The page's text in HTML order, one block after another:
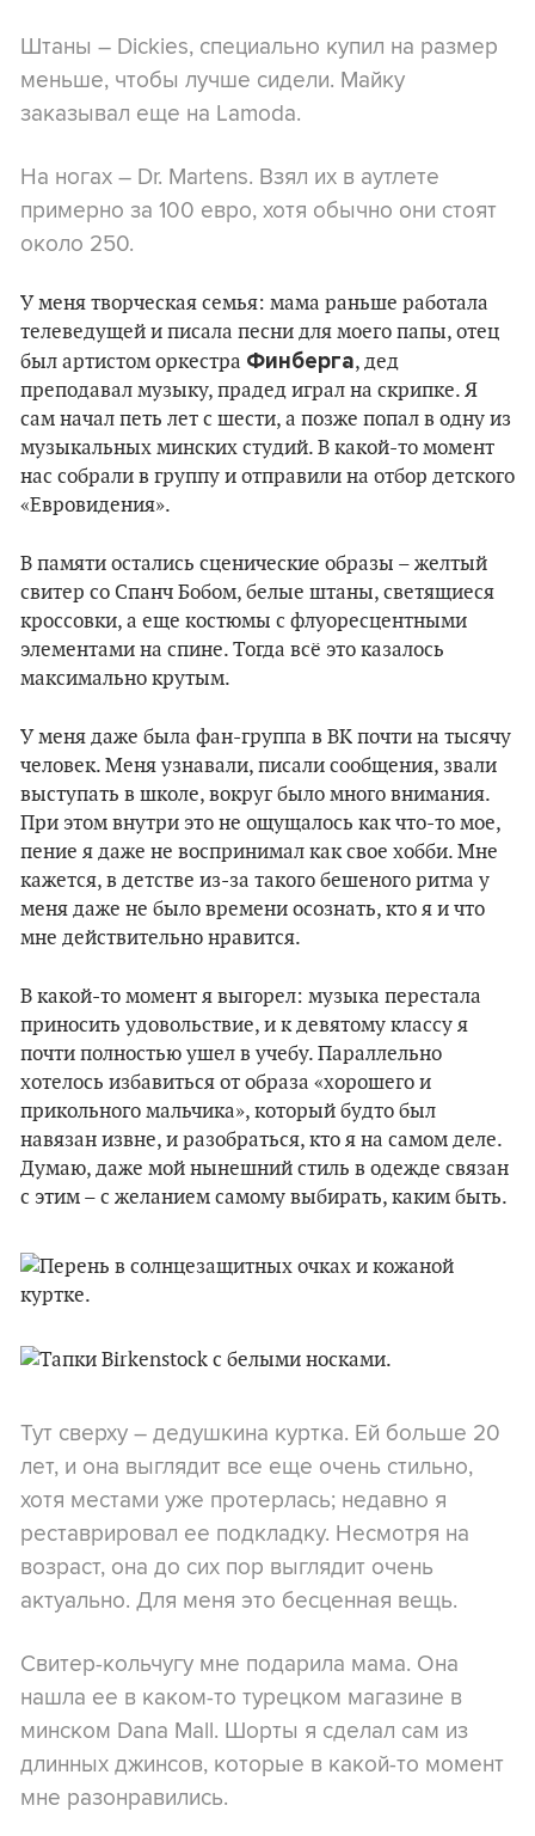
Штаны – Dickies, специально купил на размер
меньше, чтобы лучше сидели. Майку
заказывал еще на Lamoda.
На ногах – Dr. Martens. Взял их в аутлете
примерно за 100 евро, хотя обычно они стоят
около 250.
У меня творческая семья: мама раньше работала
телеведущей и писала песни для моего папы, отец
был артистом оркестра Финберга, дед
преподавал музыку, прадед играл на скрипке. Я
сам начал петь лет с шести, а позже попал в одну из
музыкальных минских студий. В какой-то момент
нас собрали в группу и отправили на отбор детского
«Евровидения».
В памяти остались сценические образы – желтый
свитер со Спанч Бобом, белые штаны, светящиеся
кроссовки, а еще костюмы с флуоресцентными
элементами на спине. Тогда всё это казалось
максимально крутым.
У меня даже была фан-группа в ВК почти на тысячу
человек. Меня узнавали, писали сообщения, звали
выступать в школе, вокруг было много внимания.
При этом внутри это не ощущалось как что-то мое,
пение я даже не воспринимал как свое хобби. Мне
кажется, в детстве из-за такого бешеного ритма у
меня даже не было времени осознать, кто я и что
мне действительно нравится.
В какой-то момент я выгорел: музыка перестала
приносить удовольствие, и к девятому классу я
почти полностью ушел в учебу. Параллельно
хотелось избавиться от образа «хорошего и
прикольного мальчика», который будто был
навязан извне, и разобраться, кто я на самом деле.
Думаю, даже мой нынешний стиль в одежде связан
с этим – с желанием самому выбирать, каким быть.
Тут сверху – дедушкина куртка. Ей больше 20
лет, и она выглядит все еще очень стильно,
хотя местами уже протерлась; недавно я
реставрировал ее подкладку. Несмотря на
возраст, она до сих пор выглядит очень
актуально. Для меня это бесценная вещь.
Свитер-кольчугу мне подарила мама. Она
нашла ее в каком-то турецком магазине в
минском Dana Mall. Шорты я сделал сам из
длинных джинсов, которые в какой-то момент
мне разонравились.